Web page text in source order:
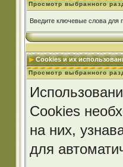
Просмотр выбранного
Введите ключевые слова для
Cookies и их
Просмотр выбранного
Cookies
на них,
для